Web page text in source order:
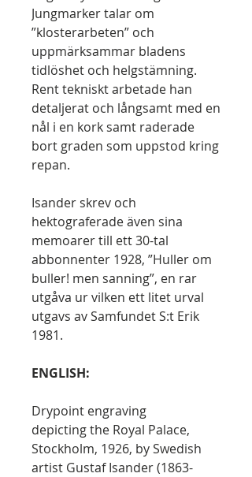
Jungmarker talar om
”klosterarbeten” och
uppmärksammar bladens
tidlöshet och helgstämning.
Rent tekniskt arbetade han
detaljerat och långsamt med en
nål i en kork samt raderade
bort graden som uppstod kring
repan.
Isander skrev och
hektograferade även sina
memoarer till ett 30-tal
abbonnenter 1928, ”Huller om
buller! men sanning”, en rar
utgåva ur vilken ett litet urval
utgavs av Samfundet S:t Erik
1981.
ENGLISH:
Drypoint engraving
depicting the Royal Palace,
Stockholm, 1926, by Swedish
artist Gustaf Isander (1863-